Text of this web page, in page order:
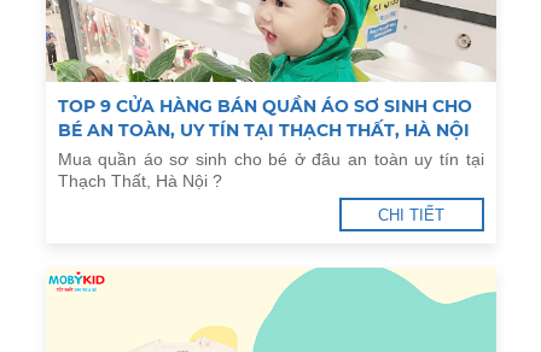
TOP 9 CỬA HÀNG BÁN QUẦN ÁO SƠ SINH CHO
BÉ AN TOÀN, UY TÍN TẠI THẠCH THẤT, HÀ NỘI
Mua quần áo sơ sinh cho bé ở đâu an toàn uy tín tại
Thạch Thất, Hà Nội ?
CHI TIẾT